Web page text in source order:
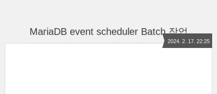
MariaDB event scheduler Batch 작업
2024. 2. 17. 22:25